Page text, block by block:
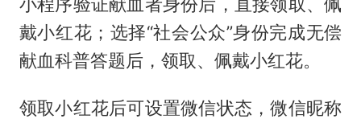
戴小红花；选择“社会公众”身份完成无偿
献血科普答题后，领取、佩戴小红花。
领取小红花后可设置微信状态，微信昵称